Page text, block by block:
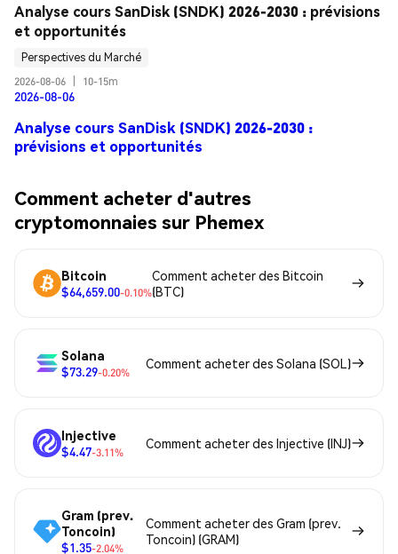
Analyse cours SanDisk (SNDK) 2026-2030 : prévisions
et opportunités
Perspectives du Marché
2026-08-06
10-15m
2026-08-06
Analyse cours SanDisk (SNDK) 2026-2030 :
prévisions et opportunités
Comment acheter d'autres
cryptomonnaies sur Phemex
Bitcoin
$64,659.00-0.10%
Comment acheter des Bitcoin
(BTC)
Solana
$73.29-0.20%
Comment acheter des Solana (SOL)
Injective
$4.47-3.11%
Comment acheter des Injective (INJ)
Gram (prev.
Toncoin)
$1.35-2.04%
Comment acheter des Gram (prev.
Toncoin) (GRAM)